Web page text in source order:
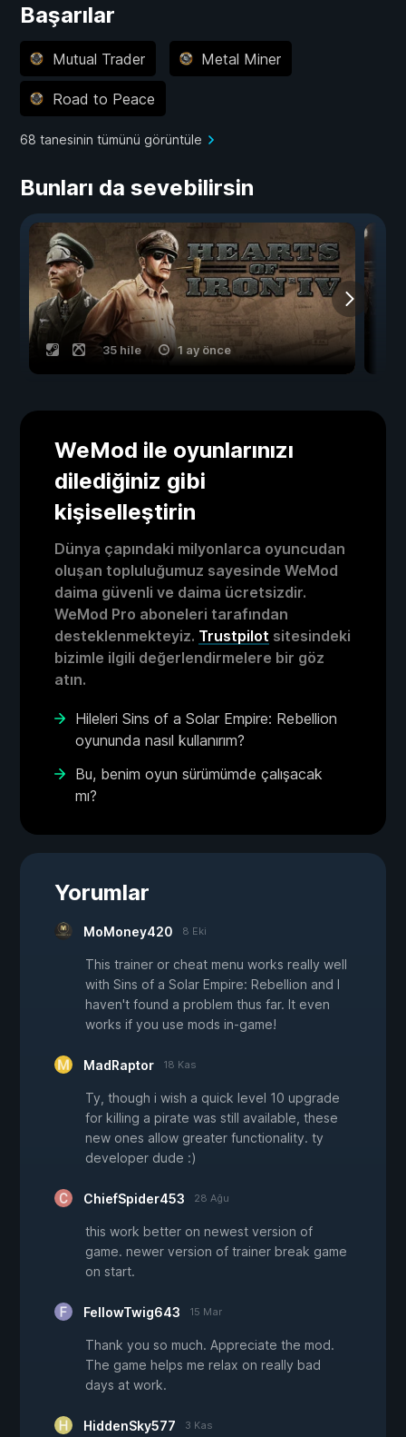
Başarılar
Mutual Trader Metal Miner
Road to Peace
68 tanesinin tümünü görüntüle
Bunları da sevebilirsin
35 hile 1 ay önce
WeMod ile oyunlarınızı
dilediğiniz gibi
kişiselleştirin
Dünya çapındaki milyonlarca oyuncudan
oluşan topluluğumuz sayesinde WeMod
daima güvenli ve daima ücretsizdir.
WeMod Pro aboneleri tarafından
desteklenmekteyiz. Trustpilot sitesindeki
bizimle ilgili değerlendirmelere bir göz
atın.
Hileleri Sins of a Solar Empire: Rebellion
oyununda nasıl kullanırım?
Bu, benim oyun sürümümde çalışacak
mı?
Yorumlar
MoMoney420 8 Eki
This trainer or cheat menu works really well
with Sins of a Solar Empire: Rebellion and I
haven't found a problem thus far. It even
works if you use mods in-game!
MadRaptor 18 Kas
Ty, though i wish a quick level 10 upgrade
for killing a pirate was still available, these
new ones allow greater functionality. ty
developer dude :)
ChiefSpider453 28 Ağu
this work better on newest version of
game. newer version of trainer break game
on start.
FellowTwig643 15 Mar
Thank you so much. Appreciate the mod.
The game helps me relax on really bad
days at work.
HiddenSky577 3 Kas